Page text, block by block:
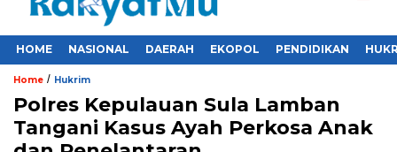
HOME NASIONAL DAERAH EKOPOL PENDIDIKAN
Home / Hukrim
Polres Kepulauan Sula Lamban
Tangani Kasus Ayah Perkosa Anak